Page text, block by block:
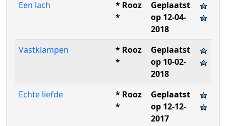
Een lach
* Rooz
*
Geplaatst
op 12-04-
2018
Vastklampen
* Rooz
*
Geplaatst
op 10-02-
2018
Echte liefde
* Rooz
*
Geplaatst
op 12-12-
2017